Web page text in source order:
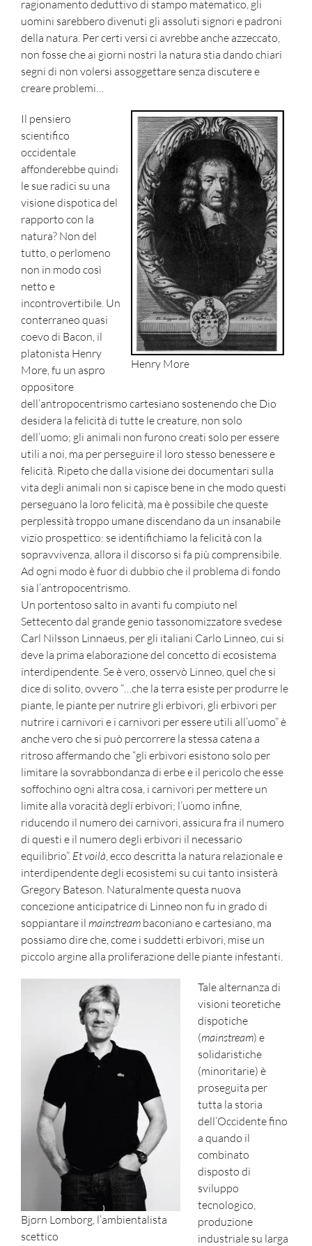
ragionamento deduttivo di stampo matematico, gli
uomini sarebbero divenuti gli assoluti signori e padroni
della natura. Per certi versi ci avrebbe anche azzeccato,
non fosse che ai giorni nostri la natura stia dando chiari
segni di non volersi assoggettare senza discutere e
creare problemi…
Henry More
Il pensiero
scientifico
occidentale
affonderebbe quindi
le sue radici su una
visione dispotica del
rapporto con la
natura? Non del
tutto, o perlomeno
non in modo così
netto e
incontrovertibile. Un
conterraneo quasi
coevo di Bacon, il
platonista Henry
More, fu un aspro
oppositore
dell’antropocentrismo cartesiano sostenendo che Dio
desidera la felicità di tutte le creature, non solo
dell’uomo; gli animali non furono creati solo per essere
utili a noi, ma per perseguire il loro stesso benessere e
felicità. Ripeto che dalla visione dei documentari sulla
vita degli animali non si capisce bene in che modo questi
perseguano la loro felicità, ma è possibile che queste
perplessità troppo umane discendano da un insanabile
vizio prospettico: se identifichiamo la felicità con la
sopravvivenza, allora il discorso si fa più comprensibile.
Ad ogni modo è fuor di dubbio che il problema di fondo
sia l’antropocentrismo.
Un portentoso salto in avanti fu compiuto nel
Settecento dal grande genio tassonomizzatore svedese
Carl Nilsson Linnaeus, per gli italiani Carlo Linneo, cui si
deve la prima elaborazione del concetto di ecosistema
interdipendente. Se è vero, osservò Linneo, quel che si
dice di solito, ovvero “…che la terra esiste per produrre le
piante, le piante per nutrire gli erbivori, gli erbivori per
nutrire i carnivori e i carnivori per essere utili all’uomo” è
anche vero che si può percorrere la stessa catena a
ritroso affermando che “gli erbivori esistono solo per
limitare la sovrabbondanza di erbe e il pericolo che esse
soffochino ogni altra cosa, i carnivori per mettere un
limite alla voracità degli erbivori; l’uomo infine,
riducendo il numero dei carnivori, assicura fra il numero
di questi e il numero degli erbivori il necessario
equilibrio”. Et voilà , ecco descritta la natura relazionale e
interdipendente degli ecosistemi su cui tanto insisterà
Gregory Bateson. Naturalmente questa nuova
concezione anticipatrice di Linneo non fu in grado di
soppiantare il mainstreambaconiano e cartesiano, ma
possiamo dire che, come i suddetti erbivori, mise un
piccolo argine alla proliferazione delle piante infestanti.
Bjørn Lomborg, l’ambientalista
scettico
Tale alternanza di
visioni teoretiche
dispotiche
(mainstream) e
solidaristiche
(minoritarie) è
proseguita per
tutta la storia
dell’Occidente fino
a quando il
combinato
disposto di
sviluppo
tecnologico,
produzione
industriale su larga